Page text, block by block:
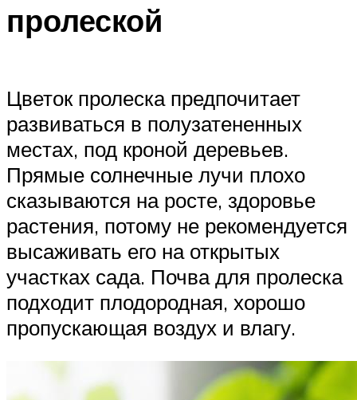
пролеской
Цветок пролеска предпочитает
развиваться в полузатененных
местах, под кроной деревьев.
Прямые солнечные лучи плохо
сказываются на росте, здоровье
растения, потому не рекомендуется
высаживать его на открытых
участках сада. Почва для пролеска
подходит плодородная, хорошо
пропускающая воздух и влагу.